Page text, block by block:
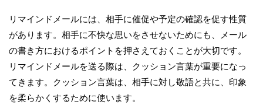
リマインドメールには、相手に催促や予定の確認を促す性質
があります。相手に不快な思いをさせないためにも、メール
の書き方におけるポイントを押さえておくことが大切です。
リマインドメールを送る際は、クッション言葉が重要になっ
てきます。クッション言葉は、相手に対し敬語と共に、印象
を柔らかくするために使います。